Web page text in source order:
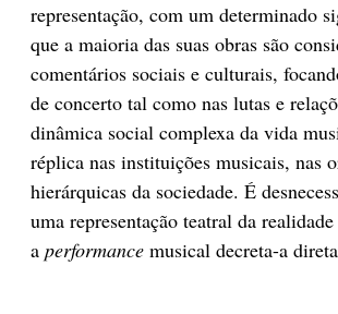
representação, com um determinado
que a maioria das suas obras são
comentários sociais e culturais,
de concerto tal como nas lutas e
dinâmica social complexa da vida
réplica nas instituições musicais, nas
hierárquicas da sociedade. É
uma representação teatral da
a performance musical decreta-a